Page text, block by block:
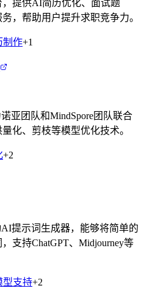
提供AI简历优化、面试题
，帮助用户提升求职竞争力。
制作+1
亚团队和MindSpore团队联合
化、剪枝等模型优化技术。
+2
提示词生成器，能够将简单的
支持ChatGPT、Midjourney等
型支持+2